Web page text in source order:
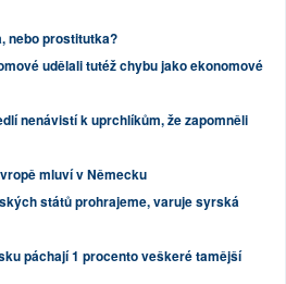
nebo prostitutka?
udělali tutéž chybu jako ekonomové
nenávistí k uprchlíkům, že zapomněli
mluví v Německu
států prohrajeme, varuje syrská
páchají 1 procento veškeré tamější